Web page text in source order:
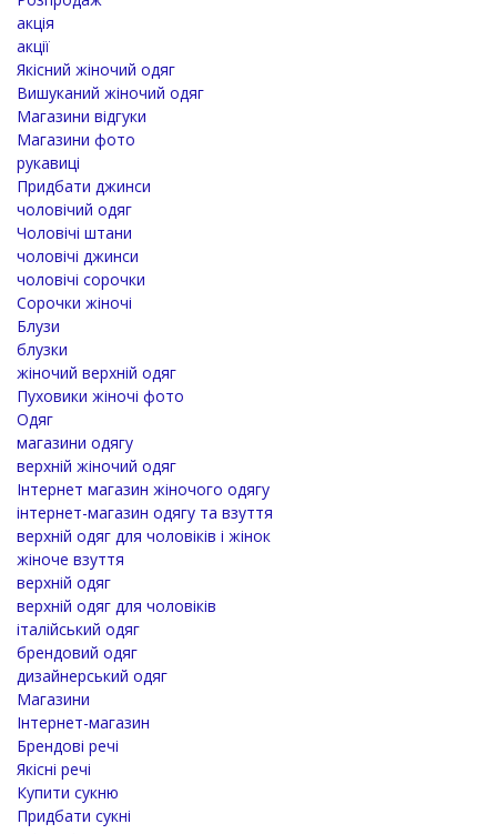
акція
акції
Якісний жіночий одяг
Вишуканий жіночий одяг
Магазини відгуки
Магазини фото
рукавиці
Придбати джинси
чоловічий одяг
Чоловічі штани
чоловічі джинси
чоловічі сорочки
Сорочки жіночі
Блузи
блузки
жіночий верхній одяг
Пуховики жіночі фото
Одяг
магазини одягу
верхній жіночий одяг
Інтернет магазин жіночого одягу
інтернет-магазин одягу та взуття
верхній одяг для чоловіків і жінок
жіноче взуття
верхній одяг
верхній одяг для чоловіків
італійський одяг
брендовий одяг
дизайнерський одяг
Магазини
Інтернет-магазин
Брендові речі
Якісні речі
Купити сукню
Придбати сукні